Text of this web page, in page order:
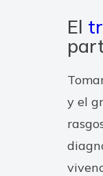
El
y el